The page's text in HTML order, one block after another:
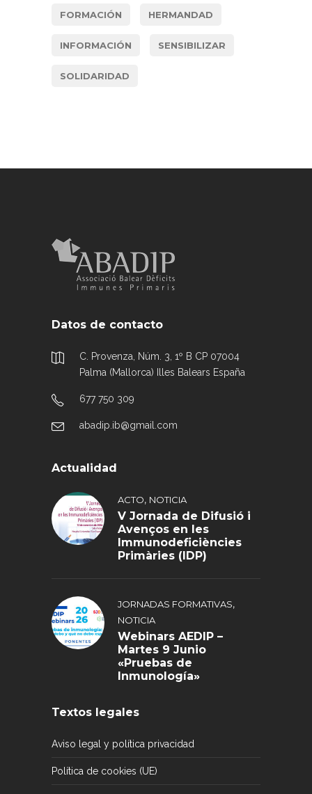
FORMACIÓN HERMANDAD
INFORMACIÓN SENSIBILIZAR
SOLIDARIDAD
Datos de contacto
C. Provenza, Núm. 3, 1º B CP 07004
Palma (Mallorca) Illes Balears España
677 750 309
abadip.ib@gmail.com
Actualidad
ACTO, NOTICIA
V Jornada de Difusió i
Avenços en les
Immunodeficiències
Primàries (IDP)
JORNADAS FORMATIVAS,
NOTICIA
Webinars AEDIP –
Martes 9 Junio
«Pruebas de
Inmunología»
Textos legales
Aviso legal y política privacidad
Política de cookies (UE)